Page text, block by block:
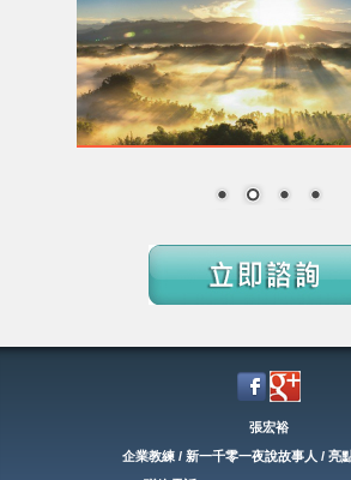
張宏裕
企業教練 / 新一千零一夜說故事人 / 亮